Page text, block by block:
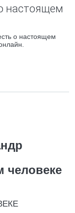
настоящем
о настоящем
человеке